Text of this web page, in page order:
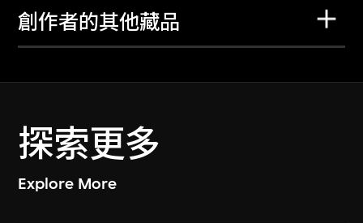
創作者的其他藏品
探索更多
Explore More